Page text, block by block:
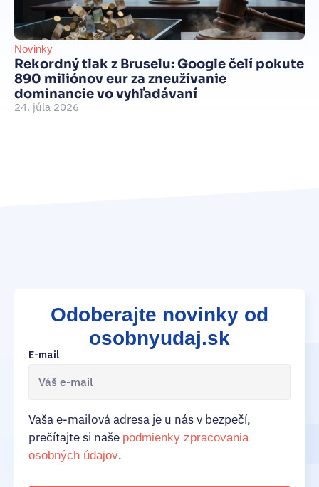
Novinky
Rekordný tlak z Bruselu: Google čelí pokute
890 miliónov eur za zneužívanie
dominancie vo vyhľadávaní
24. júla 2026
Odoberajte novinky od
osobnyudaj.sk
E-mail
Vaša e-mailová adresa je u nás v bezpečí,
prečítajte si naše podmienky zpracovania
osobných údajov.